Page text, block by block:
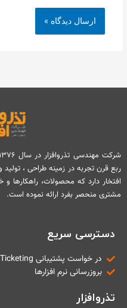
ربع قرن تجربه در زمینه طراحی ، تولید
مشتری منحصر بفرد ارائه نموده است.
دسترسی سریع
در خواست پشتیبانی Ticketing
بروزرسانی نرم افزارها
تذروافزار